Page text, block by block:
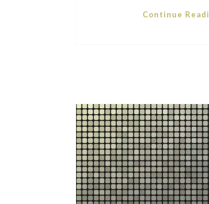
Continue